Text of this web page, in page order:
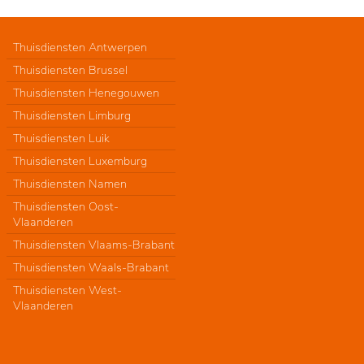
Thuisdiensten Antwerpen
Thuisdiensten Brussel
Thuisdiensten Henegouwen
Thuisdiensten Limburg
Thuisdiensten Luik
Thuisdiensten Luxemburg
Thuisdiensten Namen
Thuisdiensten Oost-
Vlaanderen
Thuisdiensten Vlaams-Brabant
Thuisdiensten Waals-Brabant
Thuisdiensten West-
Vlaanderen